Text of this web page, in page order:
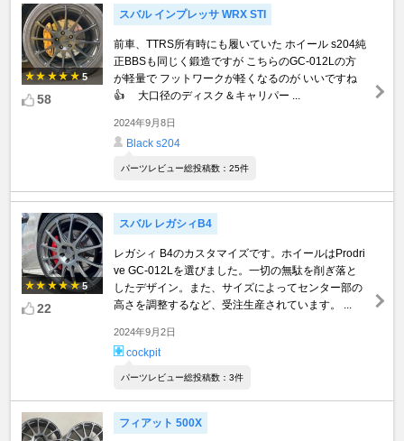
5
58
スバル インプレッサ WRX STI
前車、TTRS所有時にも履いていた ホイール s204純
正BBSも同じく鍛造ですが こちらのGC-012Lの方
が軽量で フットワークが軽くなるのが いいですね
👍 大口径のディスク＆キャリパー ...
2024年9月8日
Black s204
パーツレビュー総投稿数：25件
5
22
スバル レガシィB4
レガシィ B4のカスタマイズです。ホイールはProdri
ve GC-012Lを選びました。一切の無駄を削ぎ落と
したデザイン。また、サイズによってセンター部の
高さを調整するなど、受注生産されています。 ...
2024年9月2日
cockpit
パーツレビュー総投稿数：3件
フィアット 500X